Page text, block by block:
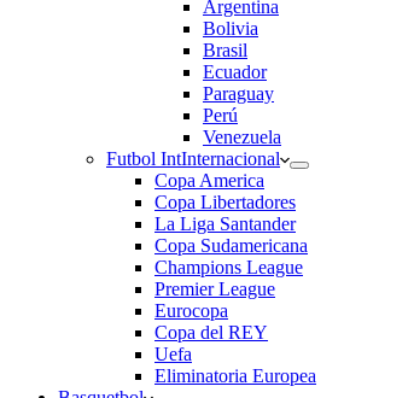
Argentina
Bolivia
Brasil
Ecuador
Paraguay
Perú
Venezuela
Futbol IntInternacional
Copa America
Copa Libertadores
La Liga Santander
Copa Sudamericana
Champions League
Premier League
Eurocopa
Copa del REY
Uefa
Eliminatoria Europea